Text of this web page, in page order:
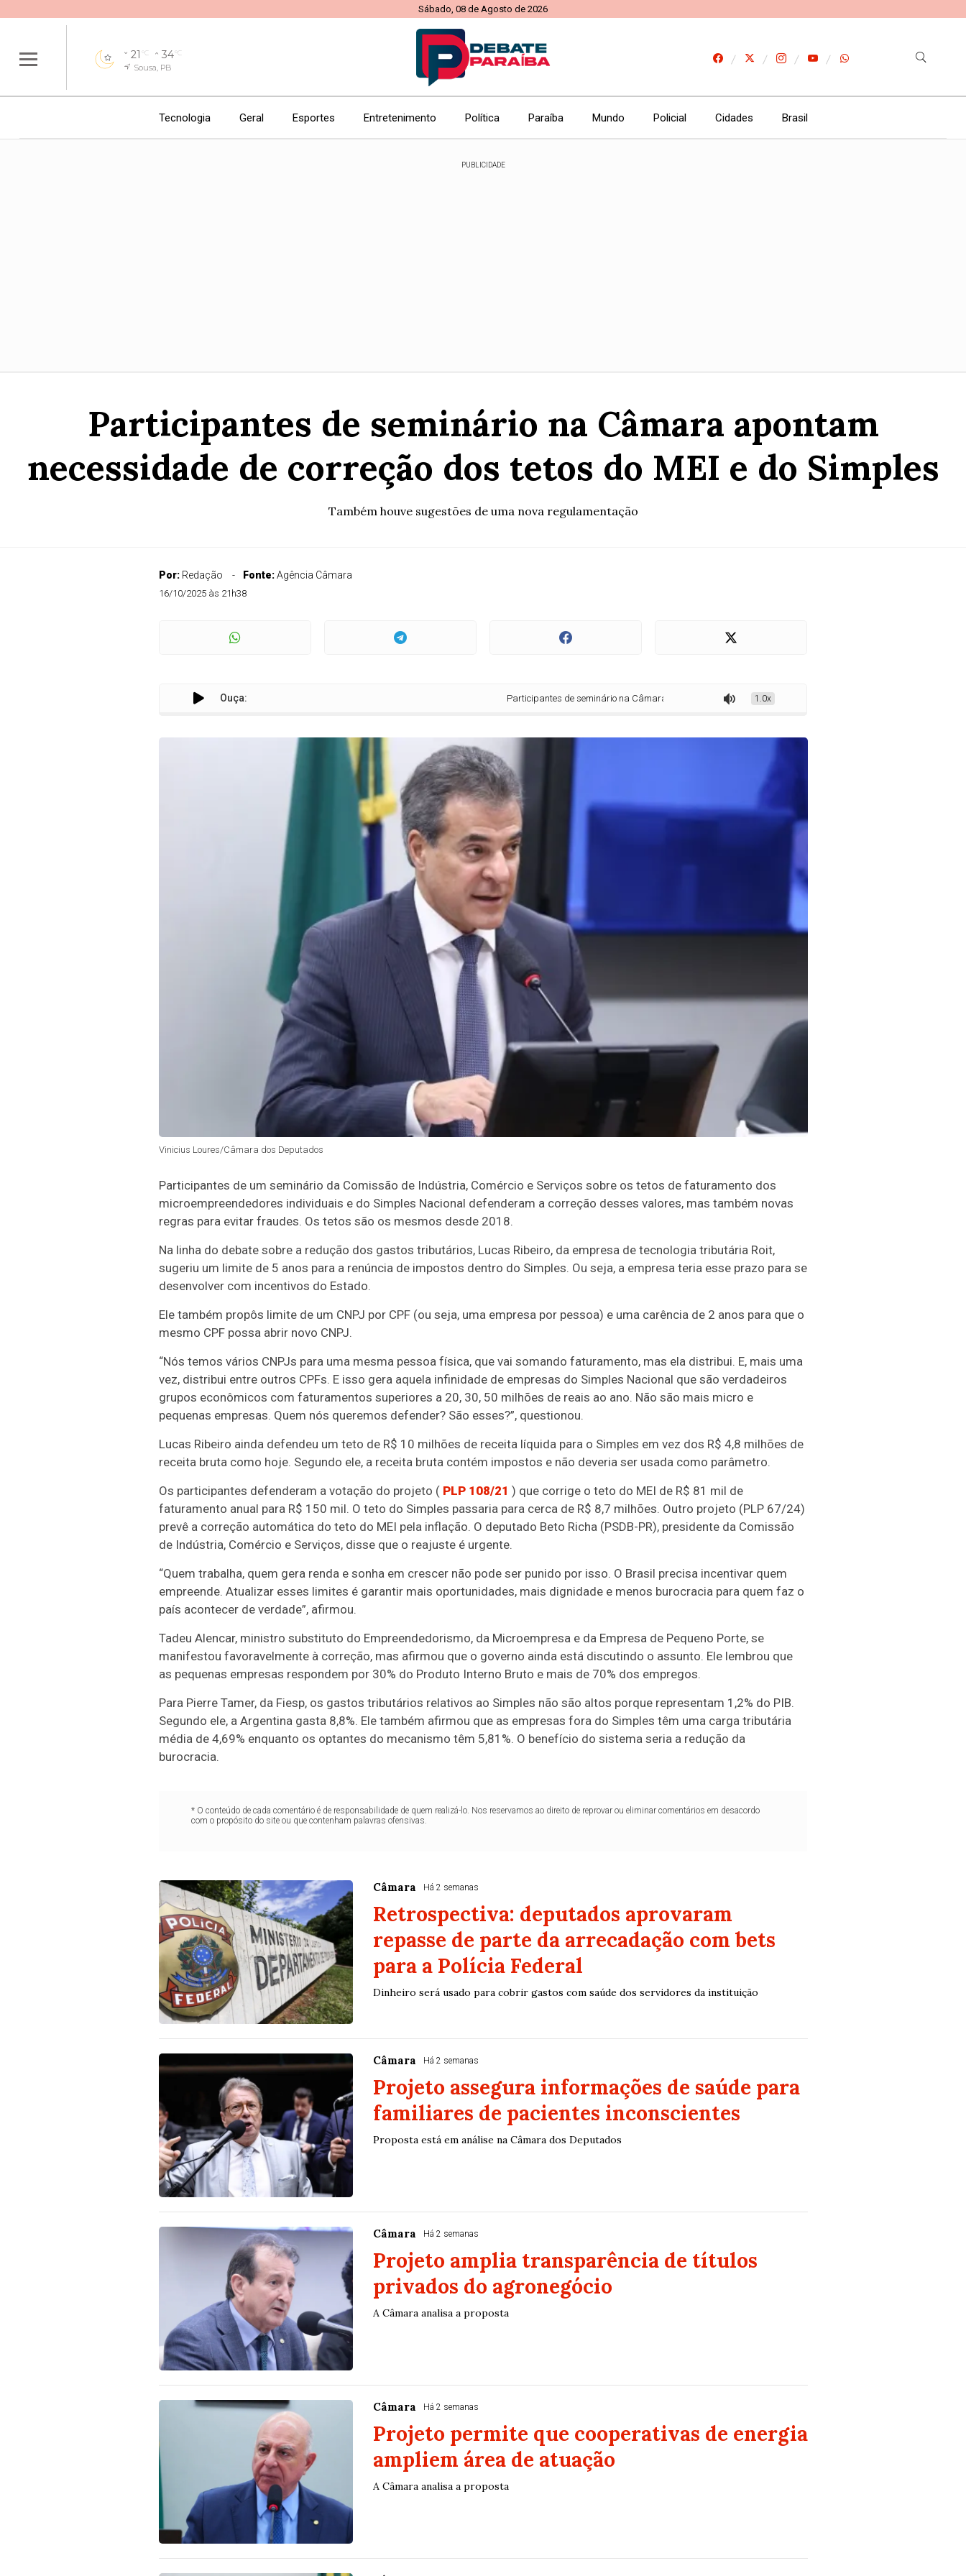
Sábado, 08 de Agosto de 2026
21 °C 34°C
Sousa, PB
Tecnologia Geral Esportes Entretenimento Política Paraíba Mundo Policial Cidades Brasil
PUBLICIDADE
Participantes de seminário na Câmara apontam
necessidade de correção dos tetos do MEI e do Simples
Também houve sugestões de uma nova regulamentação
Por: Redação Fonte:Agência Câmara
16/10/2025 às 21h38
Ouça: Participantes de seminário na Câmara apontam necessidade de correção dos tetos do MEI e do Simples
1.0x
Vinicius Loures/Câmara dos Deputados
Participantes de um seminário da Comissão de Indústria, Comércio e Serviços sobre os tetos de faturamento dos
microempreendedores individuais e do Simples Nacional defenderam a correção desses valores, mas também novas
regras para evitar fraudes. Os tetos são os mesmos desde 2018.
Na linha do debate sobre a redução dos gastos tributários, Lucas Ribeiro, da empresa de tecnologia tributária Roit,
sugeriu um limite de 5 anos para a renúncia de impostos dentro do Simples. Ou seja, a empresa teria esse prazo para se
desenvolver com incentivos do Estado.
Ele também propôs limite de um CNPJ por CPF (ou seja, uma empresa por pessoa) e uma carência de 2 anos para que o
mesmo CPF possa abrir novo CNPJ.
“Nós temos vários CNPJs para uma mesma pessoa física, que vai somando faturamento, mas ela distribui. E, mais uma
vez, distribui entre outros CPFs. E isso gera aquela infinidade de empresas do Simples Nacional que são verdadeiros
grupos econômicos com faturamentos superiores a 20, 30, 50 milhões de reais ao ano. Não são mais micro e
pequenas empresas. Quem nós queremos defender? São esses?”, questionou.
Lucas Ribeiro ainda defendeu um teto de R$ 10 milhões de receita líquida para o Simples em vez dos R$ 4,8 milhões de
receita bruta como hoje. Segundo ele, a receita bruta contém impostos e não deveria ser usada como parâmetro.
Os participantes defenderam a votação do projeto ( PLP 108/21 ) que corrige o teto do MEI de R$ 81 mil de
faturamento anual para R$ 150 mil. O teto do Simples passaria para cerca de R$ 8,7 milhões. Outro projeto (PLP 67/24)
prevê a correção automática do teto do MEI pela inflação. O deputado Beto Richa (PSDB-PR), presidente da Comissão
de Indústria, Comércio e Serviços, disse que o reajuste é urgente.
“Quem trabalha, quem gera renda e sonha em crescer não pode ser punido por isso. O Brasil precisa incentivar quem
empreende. Atualizar esses limites é garantir mais oportunidades, mais dignidade e menos burocracia para quem faz o
país acontecer de verdade”, afirmou.
Tadeu Alencar, ministro substituto do Empreendedorismo, da Microempresa e da Empresa de Pequeno Porte, se
manifestou favoravelmente à correção, mas afirmou que o governo ainda está discutindo o assunto. Ele lembrou que
as pequenas empresas respondem por 30% do Produto Interno Bruto e mais de 70% dos empregos.
Para Pierre Tamer, da Fiesp, os gastos tributários relativos ao Simples não são altos porque representam 1,2% do PIB.
Segundo ele, a Argentina gasta 8,8%. Ele também afirmou que as empresas fora do Simples têm uma carga tributária
média de 4,69% enquanto os optantes do mecanismo têm 5,81%. O benefício do sistema seria a redução da
burocracia.
* O conteúdo de cada comentário é de responsabilidade de quem realizá-lo. Nos reservamos ao direito de reprovar ou eliminar comentários em desacordo
com o propósito do site ou que contenham palavras ofensivas.
Câmara Há 2 semanas
Retrospectiva: deputados aprovaram
repasse de parte da arrecadação com bets
para a Polícia Federal
Dinheiro será usado para cobrir gastos com saúde dos servidores da instituição
Câmara Há 2 semanas
Projeto assegura informações de saúde para
familiares de pacientes inconscientes
Proposta está em análise na Câmara dos Deputados
Câmara Há 2 semanas
Projeto amplia transparência de títulos
privados do agronegócio
A Câmara analisa a proposta
Câmara Há 2 semanas
Projeto permite que cooperativas de energia
ampliem área de atuação
A Câmara analisa a proposta